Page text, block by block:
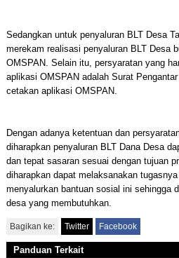
Sedangkan untuk penyaluran BLT Desa
merekam realisasi penyaluran BLT Desa
OMSPAN. Selain itu, persyaratan yang
aplikasi OMSPAN adalah Surat
cetakan aplikasi OMSPAN.
Dengan adanya ketentuan dan
diharapkan penyaluran BLT Dana Desa
dan tepat sasaran sesuai dengan tujuan
diharapkan dapat melaksanakan
menyalurkan bantuan sosial ini sehingga
desa yang membutuhkan.
Bagikan ke: Twitter Facebook
Panduan Terkait